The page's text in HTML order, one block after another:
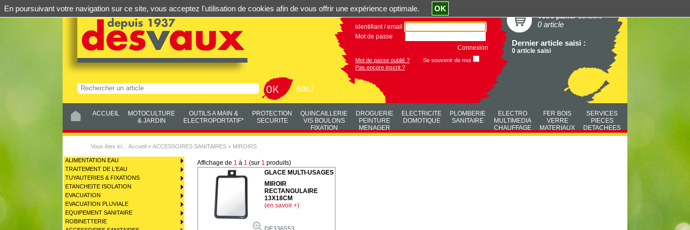
Aide ?
identifiant / email
Mot de passe
Connexion
Mot de passe oublié ?
Se souvenir de moi
Pas encore inscrit ?
Votre paniercontient
0 article
Dernier article saisi :
0 article saisi
ACCUEIL
MOTOCULTURE
& JARDIN
OUTILS A MAIN &
ELECTROPORTATIF*
PROTECTION
SECURITE
QUINCAILLERIE
VIS BOULONS
FIXATION
DROGUERIE
PEINTURE
MENAGER
ELECTRICITE
DOMOTIQUE
PLOMBERIE
SANITAIRE
ELECTRO
MULTIMEDIA
CHAUFFAGE
FER BOIS
VERRE
MATERIAUX
SERVICES
PIECES
DETACHEES
Vous êtes ici... Accueil » ACCESSOIRES SANITAIRES » MIROIRS
Affichage de 1 à 1 (sur 1 produits)
GLACE MULTI-USAGES
MIROIR
RECTANGULAIRE
13X18CM
(en savoir +)
En poursuivant votre navigation sur ce site, vous acceptez l'utilisation de cookies afin de vous offrir une expérience optimale. OK
ALIMENTATION EAU
TRAITEMENT DE L'EAU
TUYAUTERIES & FIXATIONS
ETANCHEITE ISOLATION
EVACUATION
EVACUATION PLUVIALE
EQUIPEMENT SANITAIRE
ROBINETTERIE